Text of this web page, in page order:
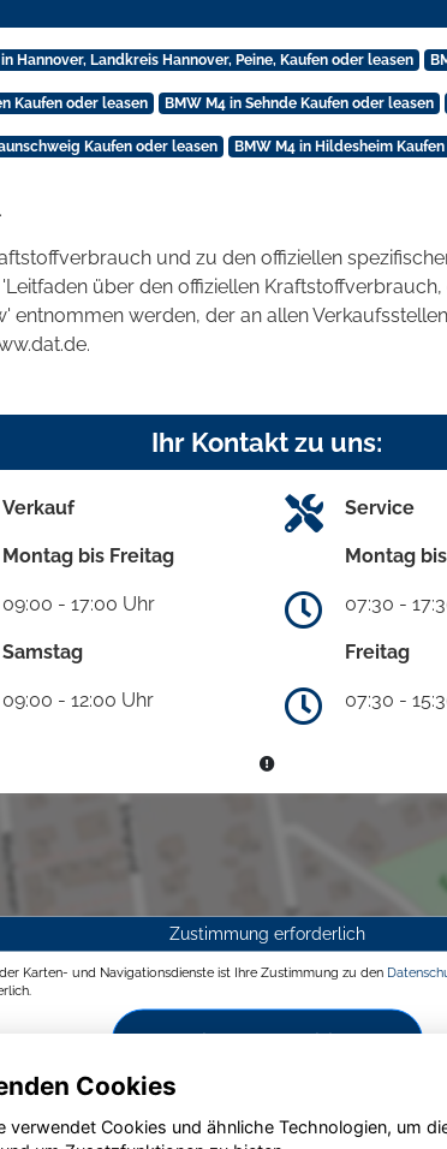
in Hannover, Landkreis Hannover, Peine, Kaufen oder leasen
Kaufen oder leasen BMW M4 in Sehnde Kaufen oder leasen
Kaufen oder leasen BMW M4 in Hildesheim
und zu den offiziellen
über den offiziellen Kraftstoffverbrauch,
entnommen werden, der an allen
Ihr Kontakt zu uns:
Verkauf
Montag bis Freitag
09:00 - 17:00 Uhr
Samstag
09:00 - 12:00 Uhr
Service
Montag
07:30 -
Freitag
07:30 -
Zustimmung erforderlich
Karten- und Navigationsdienste ist Ihre Zustimmung zu den
Cookies
verwendet Cookies und ähnliche Technologien, um